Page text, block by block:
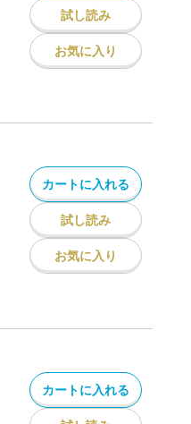
試し読み
お気に入り
カートに入れる
試し読み
お気に入り
カートに入れる